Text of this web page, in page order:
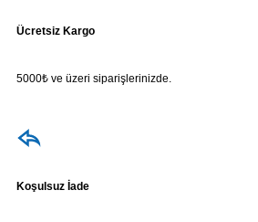
Ücretsiz Kargo
5000₺ ve üzeri siparişlerinizde.
Koşulsuz İade